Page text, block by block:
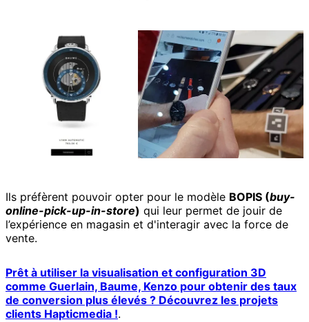
Ils préfèrent pouvoir opter pour le modèle BOPIS (buy-
online-pick-up-in-store) qui leur permet de jouir de
l’expérience en magasin et d'interagir avec la force de
vente.
Prêt à utiliser la visualisation et configuration 3D
comme Guerlain, Baume, Kenzo pour obtenir des taux
de conversion plus élevés ? Découvrez les projets
clients Hapticmedia !.